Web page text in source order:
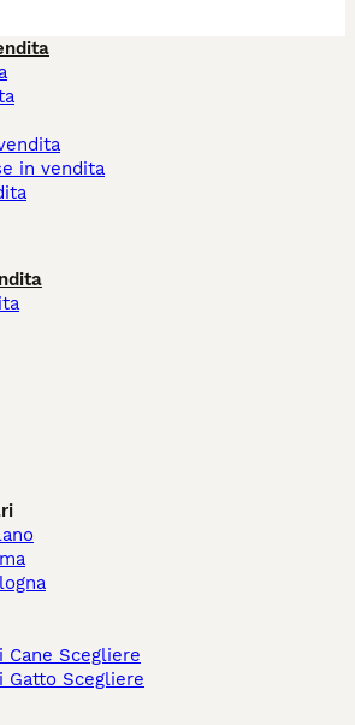
in vendita
Cane Scegliere
Gatto Scegliere